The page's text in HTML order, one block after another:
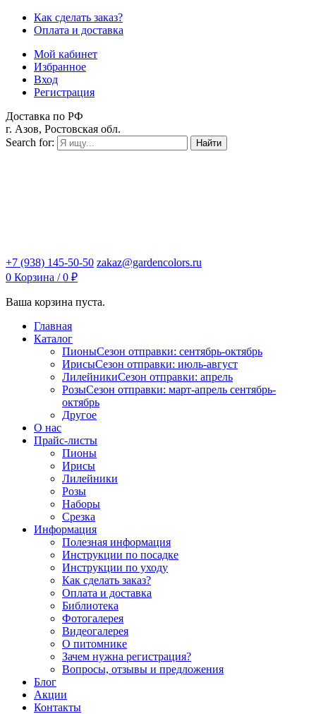
Как сделать заказ?
Оплата и доставка
Мой кабинет
Избранное
Вход
Регистрация
Доставка по РФ
г. Азов, Ростовская обл.
Search for:
Найти
+7 (938) 145-50-50 zakaz@gardencolors.ru
0 Корзина /0 ₽
Ваша корзина пуста.
Главная
Каталог
ПионыСезон отправки: сентябрь-октябрь
ИрисыСезон отправки: июль-август
ЛилейникиСезон отправки: апрель
РозыСезон отправки: март-апрель сентябрь-
октябрь
Другое
О нас
Прайс-листы
Пионы
Ирисы
Лилейники
Розы
Наборы
Срезка
Информация
Полезная информация
Инструкции по посадке
Инструкции по уходу
Как сделать заказ?
Оплата и доставка
Библиотека
Фотогалерея
Видеогалерея
О питомнике
Зачем нужна регистрация?
Вопросы, отзывы и предложения
Блог
Акции
Контакты